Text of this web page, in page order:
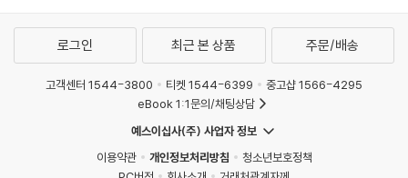
로그인 최근 본 상품 주문/배송
고객센터 1544-3800 티켓 1544-6399
중고샵 1566-4295
eBook 1:1문의/채팅상담
예스이십사(주) 사업자 정보
이용약관
개인정보처리방침
청소년보호정책